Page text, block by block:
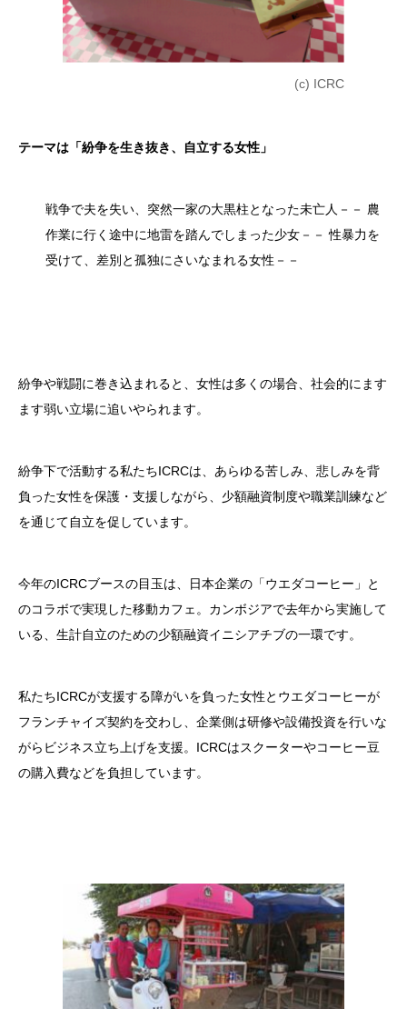
(c) ICRC
テーマは「紛争を生き抜き、自立する女性」
戦争で夫を失い、突然一家の大黒柱となった未亡人－－ 農
作業に行く途中に地雷を踏んでしまった少女－－ 性暴力を
受けて、差別と孤独にさいなまれる女性－－
紛争や戦闘に巻き込まれると、女性は多くの場合、社会的にます
ます弱い立場に追いやられます。
紛争下で活動する私たちICRCは、あらゆる苦しみ、悲しみを背
負った女性を保護・支援しながら、少額融資制度や職業訓練など
を通じて自立を促しています。
今年のICRCブースの目玉は、日本企業の「ウエダコーヒー」と
のコラボで実現した移動カフェ。カンボジアで去年から実施して
いる、生計自立のための少額融資イニシアチブの一環です。
私たちICRCが支援する障がいを負った女性とウエダコーヒーが
フランチャイズ契約を交わし、企業側は研修や設備投資を行いな
がらビジネス立ち上げを支援。ICRCはスクーターやコーヒー豆
の購入費などを負担しています。